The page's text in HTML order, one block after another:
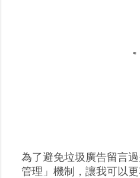
張
為了避免垃圾廣告留言
管理」機制，讓我可以